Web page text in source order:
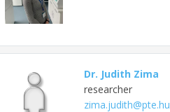
Dr. Judith Zima
researcher
zima.judith@pte.hu